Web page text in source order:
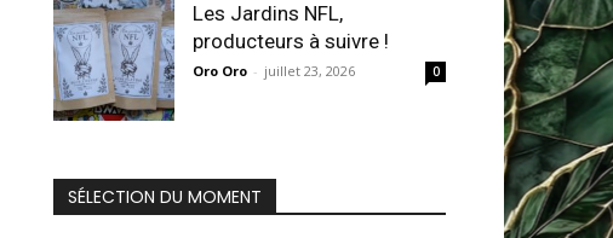
Les Jardins NFL,
producteurs à suivre !
Oro Oro - juillet 23, 2026 0
SÉLECTION DU MOMENT